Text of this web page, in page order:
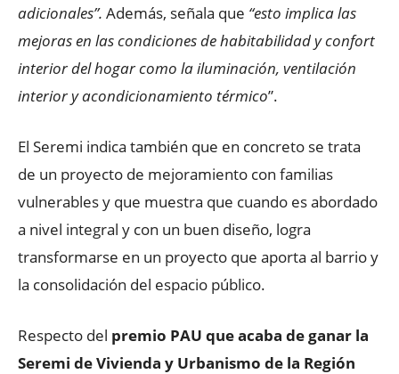
adicionales”. Además, señala que “esto implica las
mejoras en las condiciones de habitabilidad y confort
interior del hogar como la iluminación, ventilación
interior y acondicionamiento térmico”.
El Seremi indica también que en concreto se trata
de un proyecto de mejoramiento con familias
vulnerables y que muestra que cuando es abordado
a nivel integral y con un buen diseño, logra
transformarse en un proyecto que aporta al barrio y
la consolidación del espacio público.
Respecto del premio PAU que acaba de ganar la
Seremi de Vivienda y Urbanismo de la Región